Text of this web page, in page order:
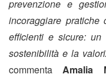
prevenzione e
incoraggiare pratiche
efficienti e sicure:
sostenibilità e la
commenta
Amalia